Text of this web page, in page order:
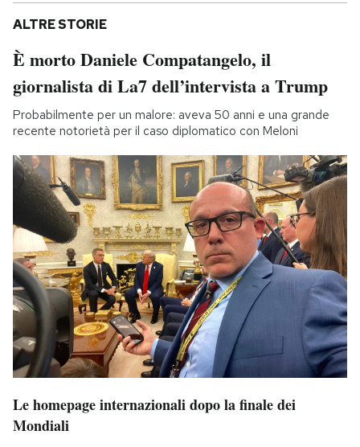
ALTRE STORIE
È morto Daniele Compatangelo, il
giornalista di La7 dell’intervista a Trump
Probabilmente per un malore: aveva 50 anni e una grande
recente notorietà per il caso diplomatico con Meloni
Le homepage internazionali dopo la finale dei
Mondiali